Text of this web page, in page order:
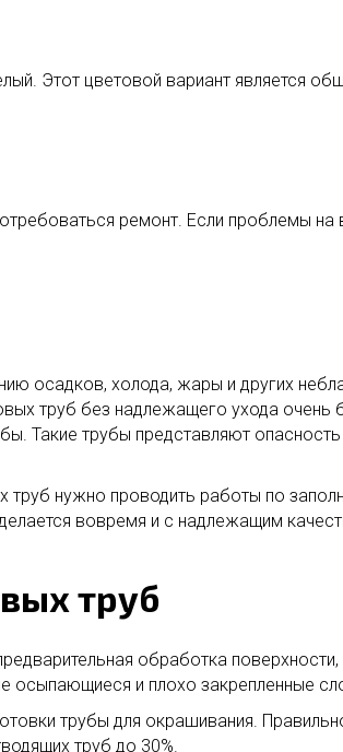
Этот цветовой вариант является
ремонт. Если проблемы на
осадков, холода, жары и других
труб без надлежащего ухода очень
Такие трубы представляют
нужно проводить работы по
вовремя и с надлежащим
труб
обработка поверхности,
осыпающиеся и плохо закрепленные
трубы для окрашивания.
труб до 30%.